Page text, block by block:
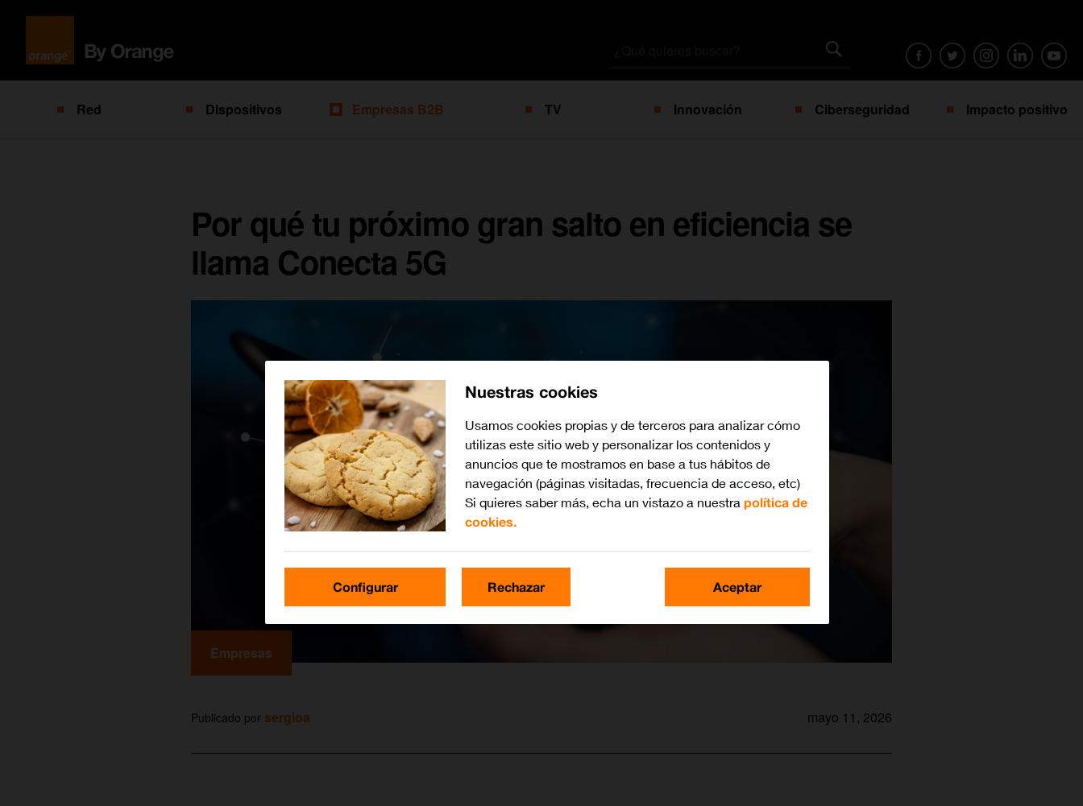
Red Dispositivos Empresas B2B TV Innovación Ciberseguridad Impacto positivo
Por qué tu próximo gran salto en eficiencia se
llama Conecta 5G
Empresas
Publicado por sergioa mayo 11, 2026
Nuestras cookies
Usamos cookies propias y de terceros para analizar cómo
utilizas este sitio web y personalizar los contenidos y
anuncios que te mostramos en base a tus hábitos de
navegación (páginas visitadas, frecuencia de acceso, etc)
Si quieres saber más, echa un vistazo a nuestra política de
cookies.
Configurar Rechazar Aceptar